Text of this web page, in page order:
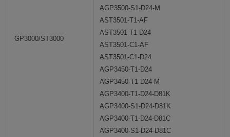
GP3000/ST3000
AGP3500-S1-D24-M
AST3501-T1-AF
AST3501-T1-D24
AST3501-C1-AF
AST3501-C1-D24
AGP3450-T1-D24
AGP3450-T1-D24-M
AGP3400-T1-D24-D81K
AGP3400-S1-D24-D81K
AGP3400-T1-D24-D81C
AGP3400-S1-D24-D81C